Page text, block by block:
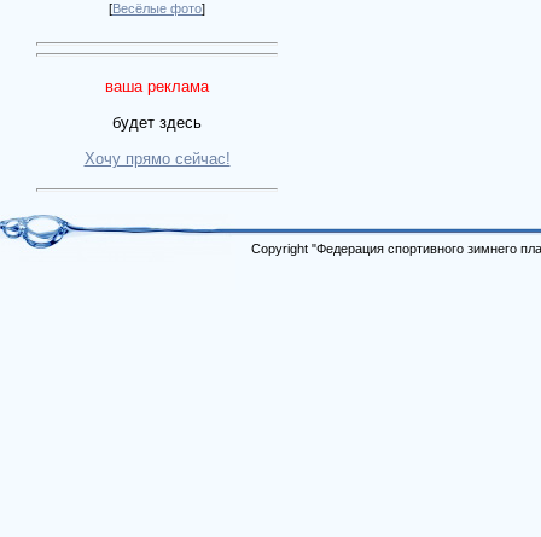
[Весёлые фото]
ваша реклама
будет здесь
Хочу прямо сейчас!
Copyright "Федерация спортивного зимнего